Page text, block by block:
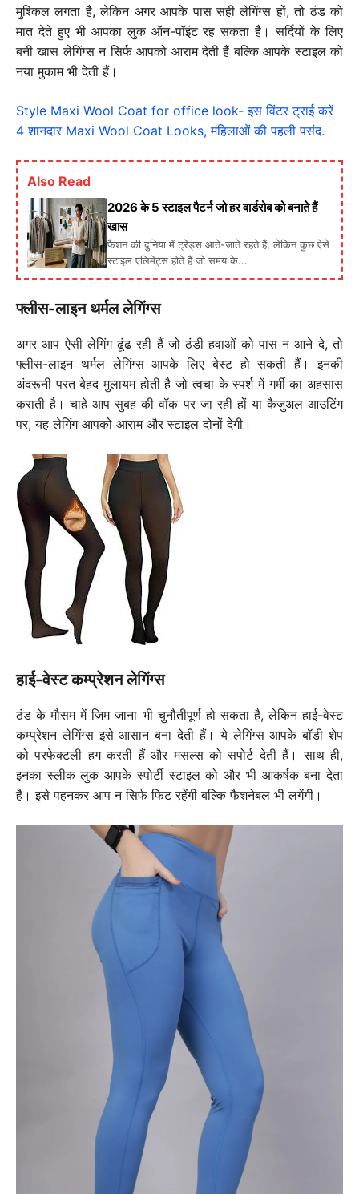
मुश्किल लगता है, लेकिन अगर आपके पास सही लेगिंग्स हों, तो ठंड को
मात देते हुए भी आपका लुक ऑन-पॉइंट रह सकता है। सर्दियों के लिए
बनी खास लेगिंग्स न सिर्फ आपको आराम देती हैं बल्कि आपके स्टाइल को
नया मुकाम भी देती हैं।
Style Maxi Wool Coat for office look- इस विंटर ट्राई करें
4 शानदार Maxi Wool Coat Looks, महिलाओं की पहली पसंद.
Also Read
2026 के 5 स्टाइल पैटर्न जो हर वार्डरोब को बनाते हैं
खास
फैशन की दुनिया में ट्रेंड्स आते-जाते रहते हैं, लेकिन कुछ ऐसे
स्टाइल एलिमेंट्स होते हैं जो समय के...
फ्लीस-लाइन थर्मल लेगिंग्स
अगर आप ऐसी लेगिंग ढूंढ रही हैं जो ठंडी हवाओं को पास न आने दे, तो
फ्लीस-लाइन थर्मल लेगिंग्स आपके लिए बेस्ट हो सकती हैं। इनकी
अंदरूनी परत बेहद मुलायम होती है जो त्वचा के स्पर्श में गर्मी का अहसास
कराती है। चाहे आप सुबह की वॉक पर जा रही हों या कैजुअल आउटिंग
पर, यह लेगिंग आपको आराम और स्टाइल दोनों देगी।
हाई-वेस्ट कम्प्रेशन लेगिंग्स
ठंड के मौसम में जिम जाना भी चुनौतीपूर्ण हो सकता है, लेकिन हाई-वेस्ट
कम्प्रेशन लेगिंग्स इसे आसान बना देती हैं। ये लेगिंग्स आपके बॉडी शेप
को परफेक्टली हग करती हैं और मसल्स को सपोर्ट देती हैं। साथ ही,
इनका स्लीक लुक आपके स्पोर्टी स्टाइल को और भी आकर्षक बना देता
है। इसे पहनकर आप न सिर्फ फिट रहेंगी बल्कि फैशनेबल भी लगेंगी।